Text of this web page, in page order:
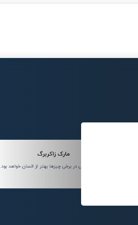
مارک زاکربرگ
هوش مصنوعی در برخی چیزها بهتر از انسان خواهد بود.